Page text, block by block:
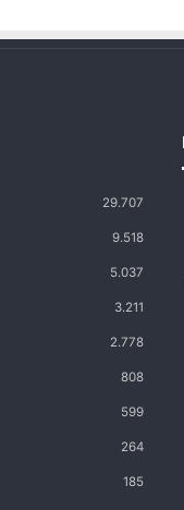
29.707
9.518
5.037
3.211
2.778
808
599
264
185